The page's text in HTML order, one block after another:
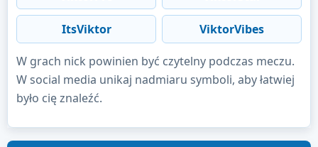
ItsViktor ViktorVibes
W grach nick powinien być czytelny podczas meczu.
W social media unikaj nadmiaru symboli, aby łatwiej
było cię znaleźć.